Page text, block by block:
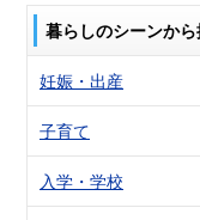
暮らしのシーンか
妊娠・出産
子育て
入学・学校